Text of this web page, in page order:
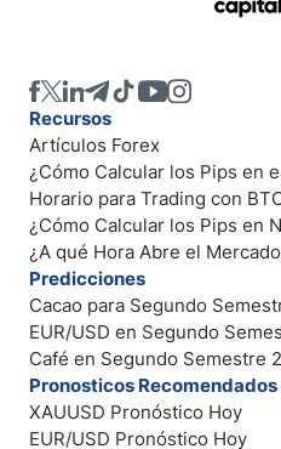
Recursos
Artículos Forex
¿Cómo Calcular los Pips en
Horario para Trading con
¿Cómo Calcular los Pips en
¿A qué Hora Abre el
Predicciones
Cacao para Segundo
EUR/USD en Segundo
Café en Segundo Semestre
Pronosticos Recomendados
XAUUSD Pronóstico Hoy
EUR/USD Pronóstico Hoy